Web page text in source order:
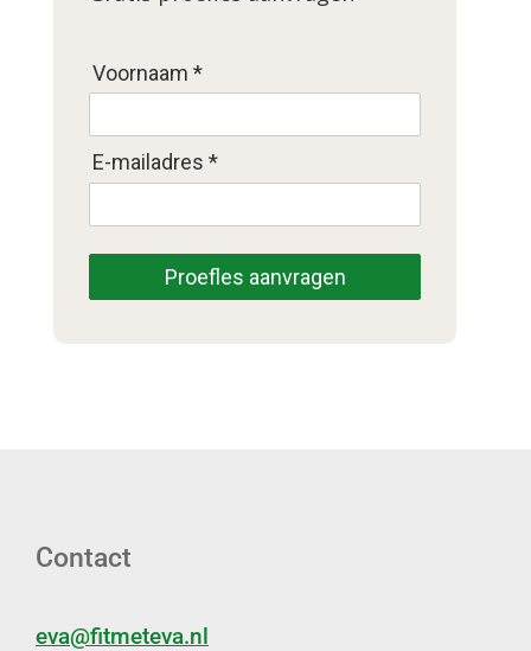
Voornaam *
E-mailadres *
Proefles aanvragen
Contact
eva@fitmeteva.nl